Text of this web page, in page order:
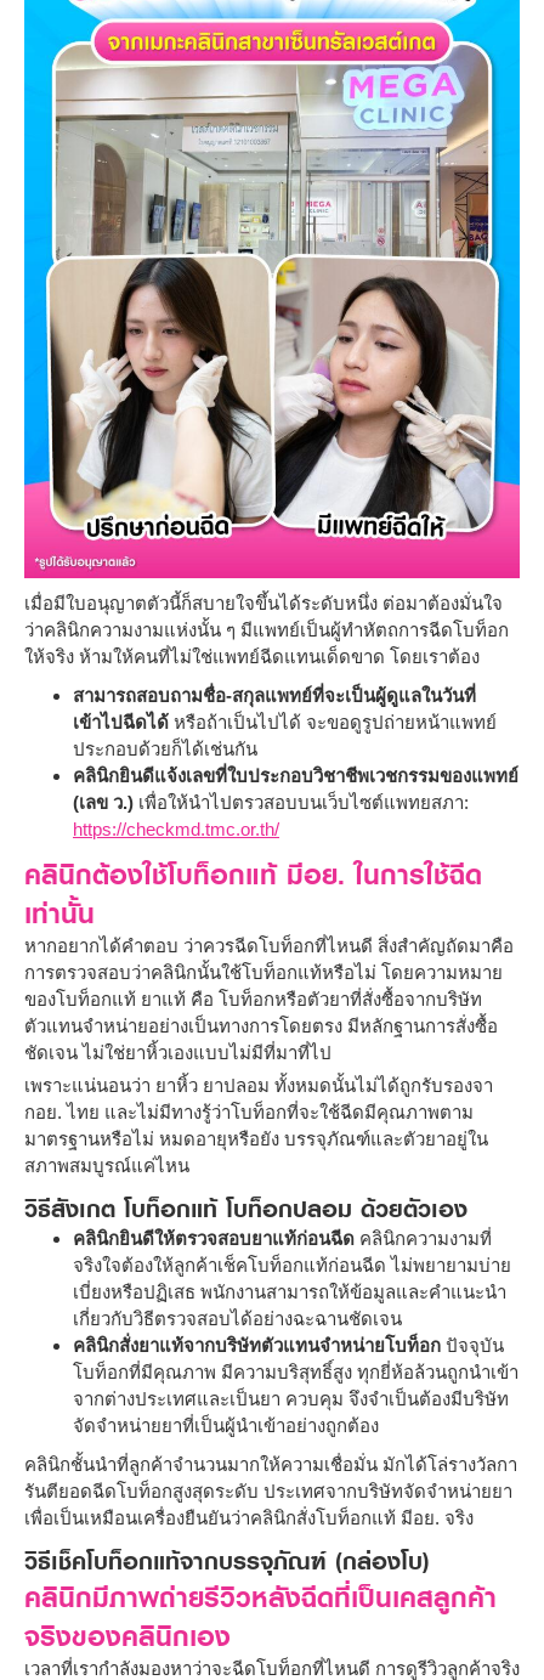
เมื่อมีใบอนุญาตตัวนี้ก็สบายใจขึ้นได้ระดับหนึ่ง ต่อมาต้องมั่นใจ
ว่าคลินิกความงามแห่งนั้น ๆ มีแพทย์เป็นผู้ทำหัตถการฉีดโบท็อก
ให้จริง ห้ามให้คนที่ไม่ใช่แพทย์ฉีดแทนเด็ดขาด โดยเราต้อง
สามารถสอบถามชื่อ-สกุลแพทย์ที่จะเป็นผู้ดูแลในวันที่
เข้าไปฉีดได้ หรือถ้าเป็นไปได้ จะขอดูรูปถ่ายหน้าแพทย์
ประกอบด้วยก็ได้เช่นกัน
คลินิกยินดีแจ้งเลขที่ใบประกอบวิชาชีพเวชกรรมของแพทย์
(เลข ว.) เพื่อให้นำไปตรวสอบบนเว็บไซต์แพทยสภา:
https://checkmd.tmc.or.th/
คลินิกต้องใช้โบท็อกแท้ มีอย. ในการใช้ฉีด
เท่านั้น
หากอยากได้คำตอบ ว่าควรฉีดโบท็อกที่ไหนดี สิ่งสำคัญถัดมาคือ
การตรวจสอบว่าคลินิกนั้นใช้โบท็อกแท้หรือไม่ โดยความหมาย
ของโบท็อกแท้ ยาแท้ คือ โบท็อกหรือตัวยาที่สั่งซื้อจากบริษัท
ตัวแทนจำหน่ายอย่างเป็นทางการโดยตรง มีหลักฐานการสั่งซื้อ
ชัดเจน ไม่ใช่ยาหิ้วเองแบบไม่มีที่มาที่ไป
เพราะแน่นอนว่า ยาหิ้ว ยาปลอม ทั้งหมดนั้นไม่ได้ถูกรับรองจา
กอย. ไทย และไม่มีทางรู้ว่าโบท็อกที่จะใช้ฉีดมีคุณภาพตาม
มาตรฐานหรือไม่ หมดอายุหรือยัง บรรจุภัณฑ์และตัวยาอยู่ใน
สภาพสมบูรณ์แค่ไหน
วิธีสังเกต โบท็อกแท้ โบท็อกปลอม ด้วยตัวเอง
คลินิกยินดีให้ตรวจสอบยาแท้ก่อนฉีด คลินิกความงามที่
จริงใจต้องให้ลูกค้าเช็คโบท็อกแท้ก่อนฉีด ไม่พยายามบ่าย
เบี่ยงหรือปฏิเสธ พนักงานสามารถให้ข้อมูลและคำแนะนำ
เกี่ยวกับวิธีตรวจสอบได้อย่างฉะฉานชัดเจน
คลินิกสั่งยาแท้จากบริษัทตัวแทนจำหน่ายโบท็อก ปัจจุบัน
โบท็อกที่มีคุณภาพ มีความบริสุทธิ์สูง ทุกยี่ห้อล้วนถูกนำเข้า
จากต่างประเทศและเป็นยา ควบคุม จึงจำเป็นต้องมีบริษัท
จัดจำหน่ายยาที่เป็นผู้นำเข้าอย่างถูกต้อง
คลินิกชั้นนำที่ลูกค้าจำนวนมากให้ความเชื่อมั่น มักได้โล่รางวัลกา
รันตียอดฉีดโบท็อกสูงสุดระดับ ประเทศจากบริษัทจัดจำหน่ายยา
เพื่อเป็นเหมือนเครื่องยืนยันว่าคลินิกสั่งโบท็อกแท้ มีอย. จริง
วิธีเช็คโบท็อกแท้จากบรรจุภัณฑ์ (กล่องโบ)
คลินิกมีภาพถ่ายรีวิวหลังฉีดที่เป็นเคสลูกค้า
จริงของคลินิกเอง
เวลาที่เรากำลังมองหาว่าจะฉีดโบท็อกที่ไหนดี การดูรีวิวลูกค้าจริง